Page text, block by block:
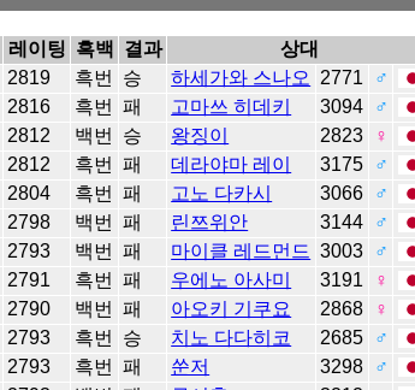
레이팅 흑백 결과 상대
2819 흑번 승 하세가와 스나오 2771
♂
2816 흑번 패 고마쓰 히데키 3094 ♂
2812 백번 승 왕징이 2823 ♀
2812 흑번 패 데라야마 레이 3175 ♂
2804 흑번 패 고노 다카시 3066 ♂
2798 백번 패 린쯔위안 3144 ♂
2793 백번 패 마이클 레드먼드 3003 ♂
2791 흑번 패 우에노 아사미 3191 ♀
2790 백번 패 아오키 기쿠요 2868 ♀
2793 흑번 승 치노 다다히코 2685 ♂
2793 흑번 패 쑨저 3298 ♂